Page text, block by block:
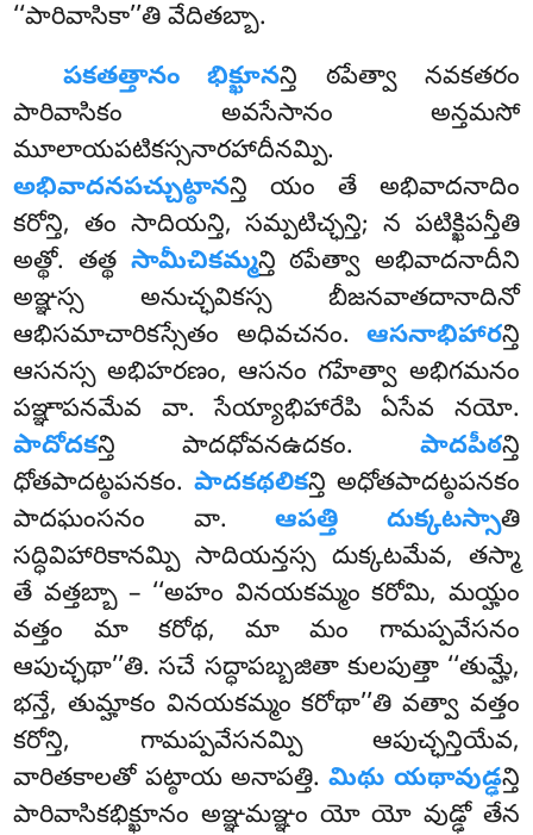
‘‘పారివాసికా’’తి వేదితబ్బా.
పకతత్తానం భిక్ఖూనన్తి ఠపేత్వా నవకతరం
పారివాసికం అవసేసానం అన్తమసో
మూలాయపటికస్సనారహాదీనమ్పి.
అభివాదనపచ్చుట్ఠానన్తి యం తే అభివాదనాదిం
కరోన్తి, తం సాదియన్తి, సమ్పటిచ్ఛన్తి; న పటిక్ఖిపన్తీతి
అత్థో. తత్థ సామీచికమ్మన్తి ఠపేత్వా అభివాదనాదీని
అఞ్ఞస్స అనుచ్ఛవికస్స బీజనవాతదానాదినో
ఆభిసమాచారికస్సేతం అధివచనం. ఆసనాభిహారన్తి
ఆసనస్స అభిహరణం, ఆసనం గహేత్వా అభిగమనం
పఞ్ఞాపనమేవ వా. సేయ్యాభిహారేపి ఏసేవ నయో.
పాదోదకన్తి పాదధోవనఉదకం. పాదపీఠన్తి
ధోతపాదట్ఠపనకం. పాదకథలికన్తి అధోతపాదట్ఠపనకం
పాదఘంసనం వా.ఆపత్తి దుక్కటస్సాతి
సద్ధివిహారికానమ్పి సాదియన్తస్స దుక్కటమేవ, తస్మా
తే వత్తబ్బా – ‘‘అహం వినయకమ్మం కరోమి, మయ్హం
వత్తం మా కరోథ, మా మం గామప్పవేసనం
ఆపుచ్ఛథా’’తి. సచే సద్ధాపబ్బజితా కులపుత్తా ‘‘తుమ్హే,
భన్తే, తుమ్హాకం వినయకమ్మం కరోథా’’తి వత్వా వత్తం
కరోన్తి, గామప్పవేసనమ్పి ఆపుచ్ఛన్తియేవ,
వారితకాలతో పట్ఠాయ అనాపత్తి.మిథు యథావుడ్ఢన్తి
పారివాసికభిక్ఖూనం అఞ్ఞమఞ్ఞం యో యో వుడ్ఢో తేన